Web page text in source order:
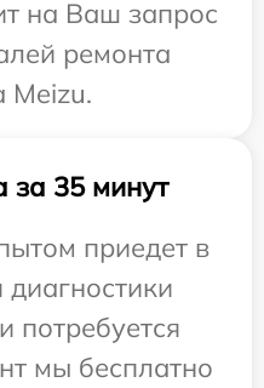
на Ваш запрос
ремонта
Meizu.
за 35 минут
приедет в
потребуется
мы бесплатно